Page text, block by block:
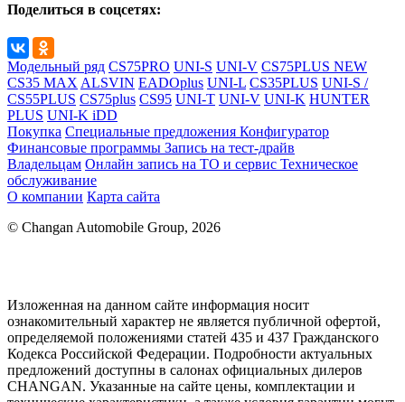
Поделиться в соцсетях:
Модельный ряд CS75PRO UNI-S UNI-V CS75PLUS NEW
CS35 MAX ALSVIN EADOplus UNI-L CS35PLUS UNI-S /
CS55PLUS CS75plus CS95 UNI-T UNI-V UNI-K HUNTER
PLUS UNI-K iDD
Покупка Специальные предложения Конфигуратор
Финансовые программы Запись на тест-драйв
Владельцам Онлайн запись на ТО и сервис Техническое
обслуживание
О компании Карта сайта
© Changan Automobile Group, 2026
Изложенная на данном сайте информация носит
ознакомительный характер не является публичной офертой,
определяемой положениями статей 435 и 437 Гражданского
Кодекса Российской Федерации. Подробности актуальных
предложений доступны в салонах официальных дилеров
CHANGAN. Указанные на сайте цены, комплектации и